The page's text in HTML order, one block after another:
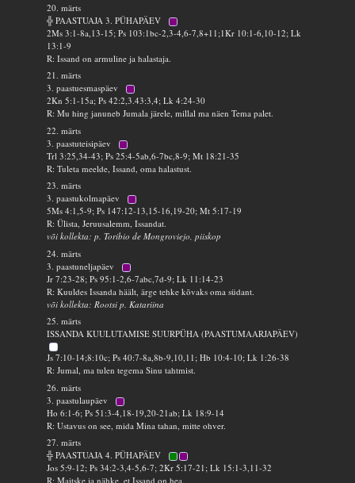
20. märts
╬ PAASTUAJA 3. PÜHAPÄEV
2Ms 3:1-8a,13-15; Ps 103:1bc-2,3-4,6-7,8+11;1Kr 10:1-6,10-12; Lk
13:1-9
R: Issand on armuline ja halastaja.
21. märts
3. paastuesmaspäev
2Kn 5:1-15a; Ps 42:2,3.43:3,4; Lk 4:24-30
R: Mu hing januneb Jumala järele, millal ma näen Tema palet.
22. märts
3. paastuteisipäev
Trl 3:25,34-43; Ps 25:4-5ab,6-7bc,8-9; Mt 18:21-35
R: Tuleta meelde, Issand, oma halastust.
23. märts
3. paastukolmapäev
5Ms 4:1,5-9; Ps 147:12-13,15-16,19-20; Mt 5:17-19
R: Ülista, Jeruusalemm, Issandat.
või kollekta: p. Toribio de Mongroviejo, piiskop
24. märts
3. paastuneljapäev
Jr 7:23-28; Ps 95:1-2,6-7abc,7d-9; Lk 11:14-23
R: Kuuldes Issanda häält, ärge tehke kõvaks oma südant.
või kollekta: Rootsi p. Katariina
25. märts
ISSANDA KUULUTAMISE SUURPÜHA (PAASTUMAARJAPÄEV)
Js 7:10-14;8:10c; Ps 40:7-8a,8b-9,10,11; Hb 10:4-10; Lk 1:26-38
R: Jumal, ma tulen tegema Sinu tahtmist.
26. märts
3. paastulaupäev
Ho 6:1-6; Ps 51:3-4,18-19,20-21ab; Lk 18:9-14
R: Ustavus on see, mida Mina tahan, mitte ohver.
27. märts
╬ PAASTUAJA 4. PÜHAPÄEV
Jos 5:9-12; Ps 34:2-3,4-5,6-7; 2Kr 5:17-21; Lk 15:1-3,11-32
R: Maitske ja nähke, et Issand on hea.